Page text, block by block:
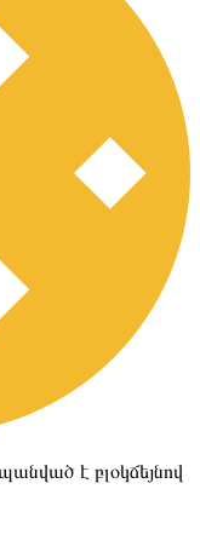
է բլօկճեյնով